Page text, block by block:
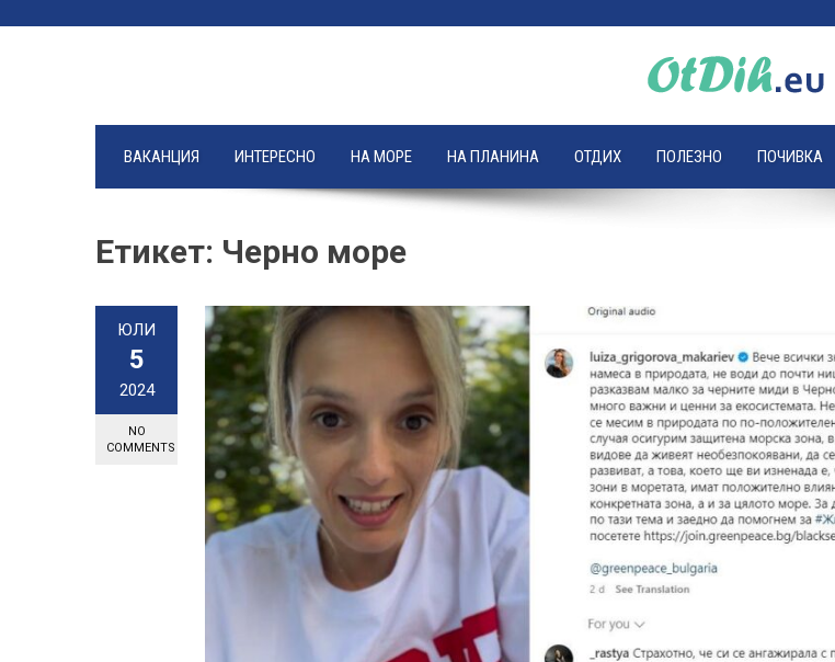
ВАКАНЦИЯ ИНТЕРЕСНО НА МОРЕ НА ПЛАНИНА ОТДИХ ПОЛЕЗНО ПОЧИВКА
Етикет: Черно море
ЮЛИ
5
2024
NO
COMMENTS